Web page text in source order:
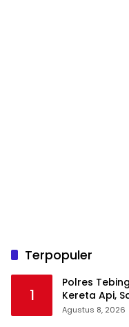
Terpopuler
1
Polres
Kereta Api,
Agustus 8, 2026